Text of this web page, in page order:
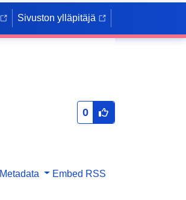
Sivuston ylläpitäjä
0
Metadata Embed RSS